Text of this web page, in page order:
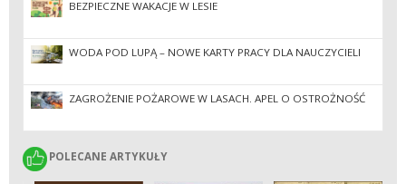
BEZPIECZNE WAKACJE W LESIE
WODA POD LUPĄ – NOWE KARTY PRACY DLA NAUCZYCIELI
ZAGROŻENIE POŻAROWE W LASACH. APEL O OSTROŻNOŚĆ
POLECANE ARTYKUŁY
POLECANE ARTYKUŁY